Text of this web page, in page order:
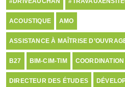
ACOUSTIQUE AMO
ASSISTANCE À MAÎTRISE
B27 BIM-CIM-TIM
DIRECTEUR DES ÉTUDES